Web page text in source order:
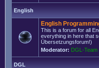
English
English
This is a forum for all
everything in here that
Übersetzungsforum!)
Moderator: DGL-Team
DGL